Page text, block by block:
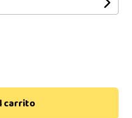
carrito